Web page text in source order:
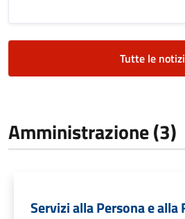
Tutte le
Amministrazione (3)
Servizi alla Persona e alla